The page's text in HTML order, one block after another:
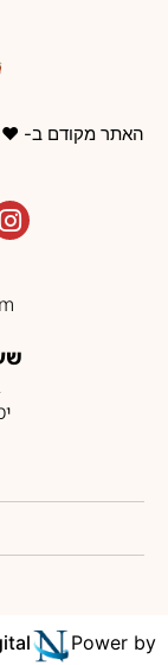
האתר מקודם ב- ❤️
Power by